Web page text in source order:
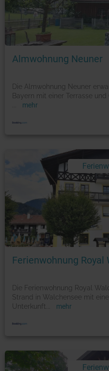
Almwohnung Neuner
Die Almwohnung Neuner
Bayern mit einer Terrasse
mehr
Ferienwohnung Royal
Die Ferienwohnung Royal
Strand in Walchensee mit
Unterkunft
mehr